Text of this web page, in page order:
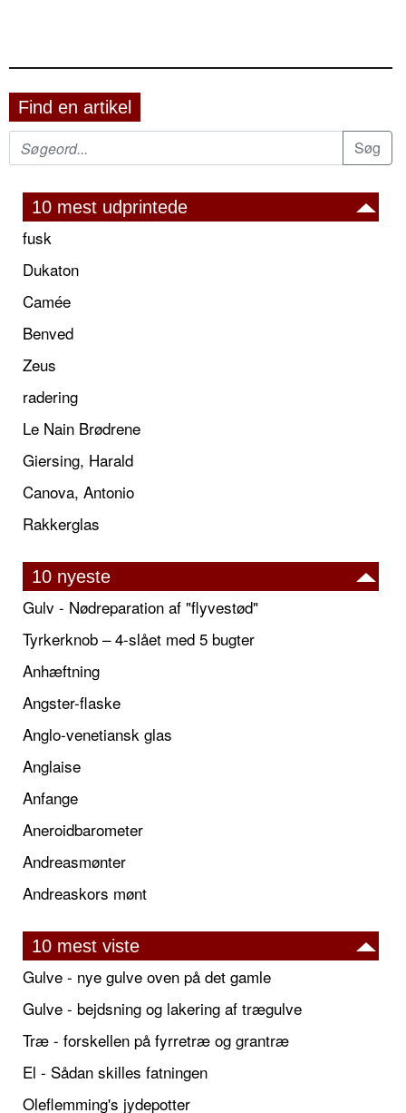
Find en artikel
10 mest udprintede
fusk
Dukaton
Camée
Benved
Zeus
radering
Le Nain Brødrene
Giersing, Harald
Canova, Antonio
Rakkerglas
10 nyeste
Gulv - Nødreparation af "flyvestød"
Tyrkerknob – 4-slået med 5 bugter
Anhæftning
Angster-flaske
Anglo-venetiansk glas
Anglaise
Anfange
Aneroidbarometer
Andreasmønter
Andreaskors mønt
10 mest viste
Gulve - nye gulve oven på det gamle
Gulve - bejdsning og lakering af trægulve
Træ - forskellen på fyrretræ og grantræ
El - Sådan skilles fatningen
Oleflemming's jydepotter